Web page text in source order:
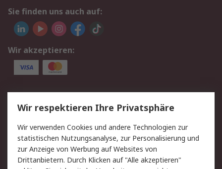
Sie finden uns auch auf:
Wir akzeptieren:
Service
Value Added Services
Lieferlösungen
Rücksendungen
Kontakt
Hilfe
Privatkunden
Wir respektieren Ihre Privatsphäre
Wir verwenden Cookies und andere Technologien zur
statistischen Nutzungsanalyse, zur Personalisierung und
zur Anzeige von Werbung auf Websites von
Drittanbietern. Durch Klicken auf "Alle akzeptieren"